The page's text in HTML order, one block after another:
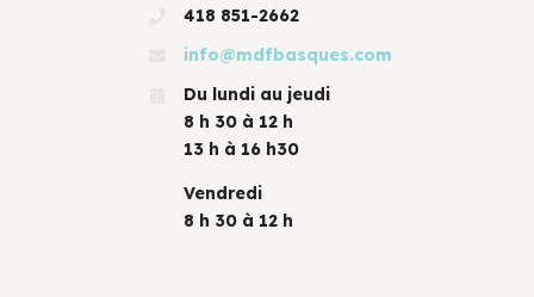
418 851-2662
info@mdfbasques.com
Du lundi au jeudi
8 h 30 à 12 h
13 h à 16 h30
Vendredi
8 h 30 à 12 h